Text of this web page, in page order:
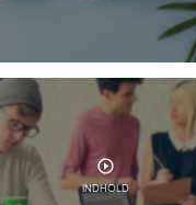
INDHOLD